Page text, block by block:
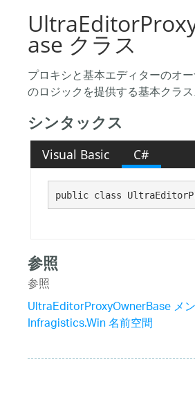
ase クラス
プロキシと基本エディターのオ
のロジックを提供する基本クラス
シンタックス
Visual Basic C#
public class
参照
参照
UltraEditorProxyOwnerBase メ
Infragistics.Win 名前空間